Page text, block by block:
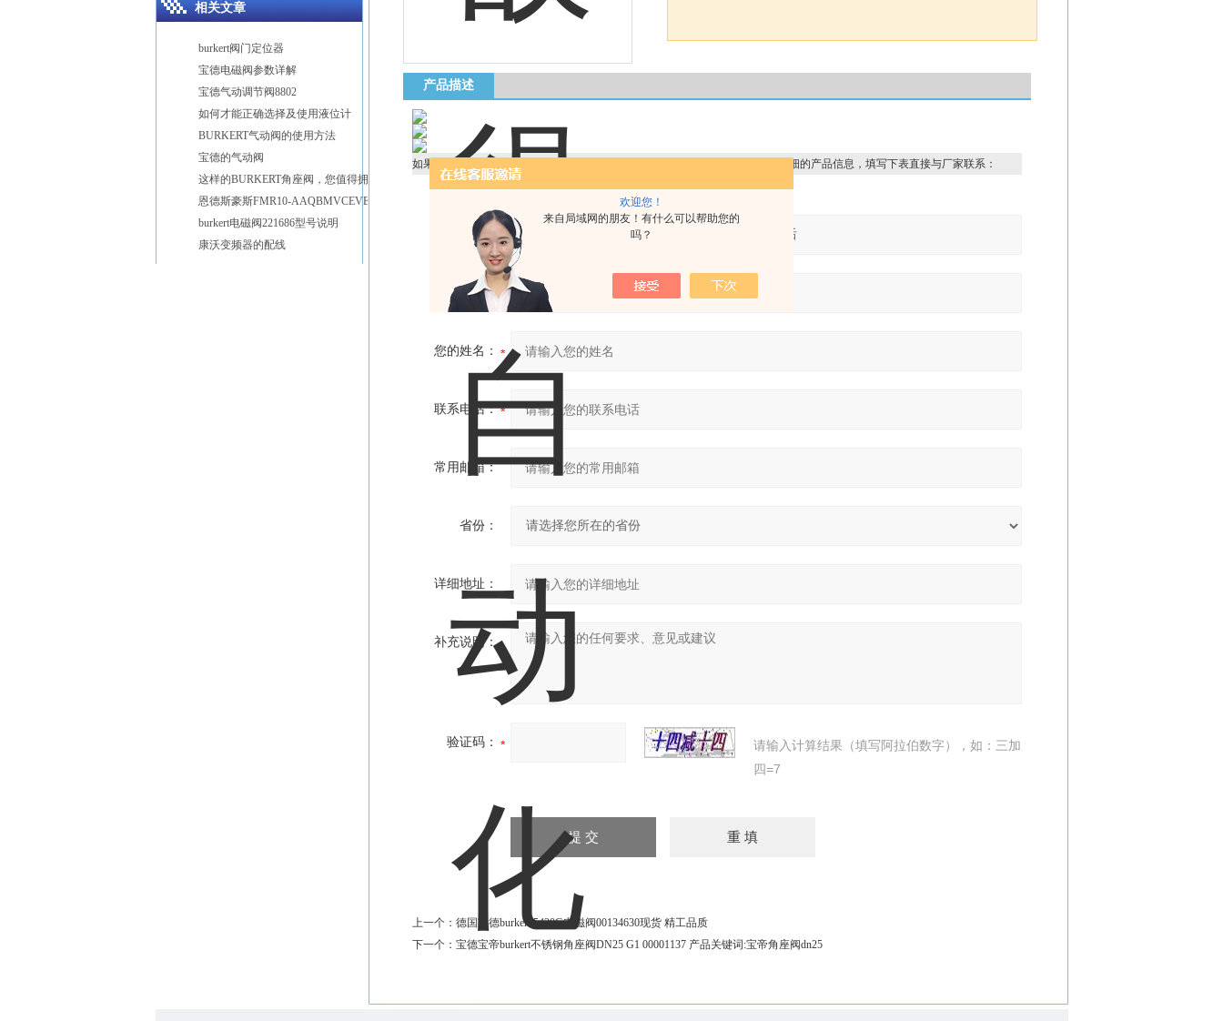
欢迎您！
来自局域网的朋友！有什么可以帮助您的
吗？
产品描述
如果你对 感兴趣，想了解更详细的产品信息，填写下表直接与厂家联系：
产品：
您的单位：
您的姓名：
联系电话：
常用邮箱：
省份：
详细地址：
补充说明：
验证码：
请输入计算结果（填写阿拉伯数字），如：三加
四=7
上一个：德国宝德burkert 5420G电磁阀00134630现货 精工品质
下一个：宝德宝帝burkert不锈钢角座阀DN25 G1 00001137 产品关键词:宝帝角座阀dn25
相关文章
burkert阀门定位器
宝德电磁阀参数详解
宝德气动调节阀8802
如何才能正确选择及使用液位计
BURKERT气动阀的使用方法
宝德的气动阀
这样的BURKERT角座阀，您值得拥有
burkert电磁阀221686型号说明
康沃变频器的配线